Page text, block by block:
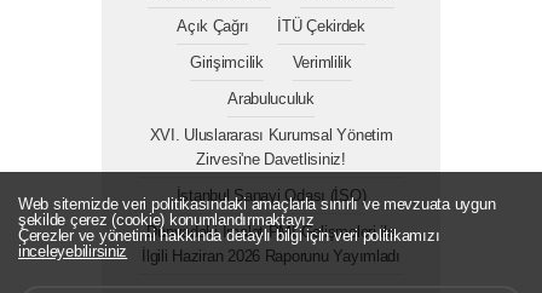
Açık Çağrı
İTÜ Çekirdek
Girişimcilik
Verimlilik
Arabuluculuk
XVI. Uluslararası Kurumsal Yönetim
Zirvesi'ne Davetlisiniz!
İstanbul Sanayi Odası (İSO)
Dünyadaki İmalat PMI Gelişmeleri ile
İlgili Haziran 2026 Raporunu Yayımladı
Web sitemizde veri politikasındaki amaçlarla sınırlı ve mevzuata uygun
şekilde çerez (cookie) konumlandırmaktayız
Çerezler ve yönetimi hakkında detaylı bilgi için veri politikamızı
inceleyebilirsiniz